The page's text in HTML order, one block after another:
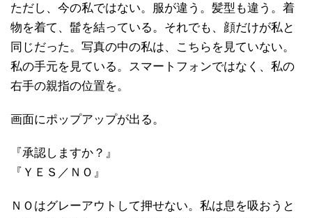
ただし、今の私ではない。服が違う。髪型も違う。着
物を着て、髷を結っている。それでも、顔だけが私と
同じだった。写真の中の私は、こちらを見ていない。
私の手元を見ている。スマートフォンではなく、私の
右手の親指の位置を。
画面にポップアップが出る。
『承認しますか？』
『ＹＥＳ／ＮＯ』
ＮＯはグレーアウトして押せない。私は息を吸おうと